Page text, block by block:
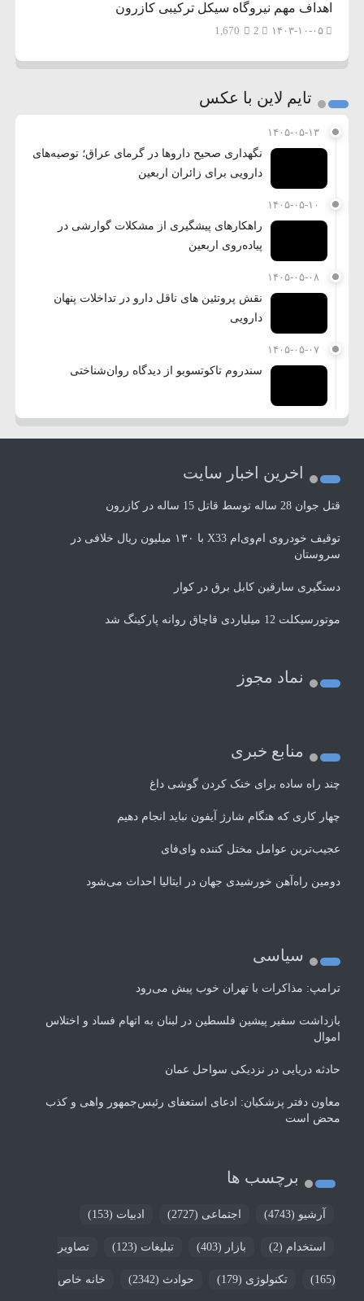
اهداف مهم نیروگاه سیکل ترکیبی کازرون
۱۴۰۳-۱۰-۰۵ 1,670
تایم لاین با عکس
۱۴۰۵-۰۵-۱۳
نگهداری صحیح داروها در گرمای عراق؛ توصیه‌های
دارویی برای زائران اربعین
۱۴۰۵-۰۵-۱۰
راهکارهای پیشگیری از مشکلات گوارشی در
پیاده‌روی اربعین
۱۴۰۵-۰۵-۰۸
نقش پروتئین های ناقل دارو در تداخلات پنهان
دارویی
۱۴۰۵-۰۵-۰۷
سندروم تاکوتسوبو از دیدگاه روان‌شناختی
اخرین اخبار سایت
قتل جوان 28 ساله توسط قاتل 15 ساله در کازرون
توقیف خودروی ام‌وی‌ام X33 با ۱۳۰ میلیون ریال خلافی در
سروستان
دستگیری سارقین کابل برق در کوار
موتورسيكلت 12 ميلياردی قاچاق روانه پاركينگ شد
نماد مجوز
منابع خبری
چند راه‌ ساده برای خنک کردن گوشی داغ
چهار کاری که هنگام شارژ آیفون نباید انجام دهیم
عجیب‌ترین عوامل مختل کننده وای‌فای
دومین راه‌آهن خورشیدی جهان در ایتالیا احداث می‌شود
سیاسی
ترامپ: مذاکرات با تهران خوب پیش می‌رود
بازداشت سفیر پیشین فلسطین در لبنان به اتهام فساد و اختلاس
اموال
حادثه دریایی در نزدیکی سواحل عمان
معاون دفتر پزشکیان: ادعای استعفای رئیس‌جمهور واهی و کذب
محض است
برچسب ها
آرشیو (4743) اجتماعی (2727) ادبیات (153)
استخدام (2) بازار (403) تبلیغات (123) تصاویر
(165) تکنولوژی (179) حوادث (2342) خانه خاص